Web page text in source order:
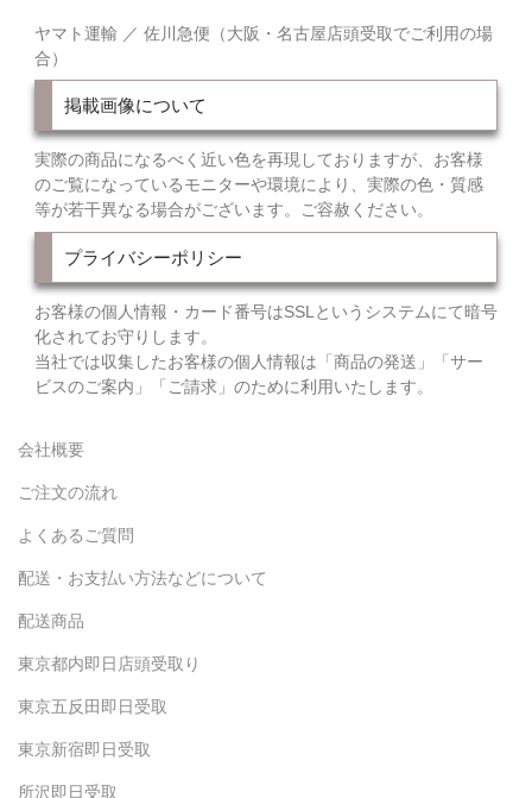
ヤマト運輸 ／ 佐川急便（大阪・名古屋店頭受取でご利用の場
合）
掲載画像について
実際の商品になるべく近い色を再現しておりますが、お客様
のご覧になっているモニターや環境により、実際の色・質感
等が若干異なる場合がございます。ご容赦ください。
プライバシーポリシー
お客様の個人情報・カード番号はSSLというシステムにて暗号
化されてお守りします。
当社では収集したお客様の個人情報は「商品の発送」「サー
ビスのご案内」「ご請求」のために利用いたします。
会社概要
ご注文の流れ
よくあるご質問
配送・お支払い方法などについて
配送商品
東京都内即日店頭受取り
東京五反田即日受取
東京新宿即日受取
所沢即日受取